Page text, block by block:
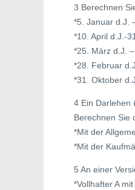
3 Berechnen
*5. Januar d.J.
*10. April d.J.-
*25. März d.J.
*28. Februar
*31. Oktober
4 Ein Darlehen
Berechnen Sie
*Mit der
*Mit der
5 An einer
*Vollhafter A